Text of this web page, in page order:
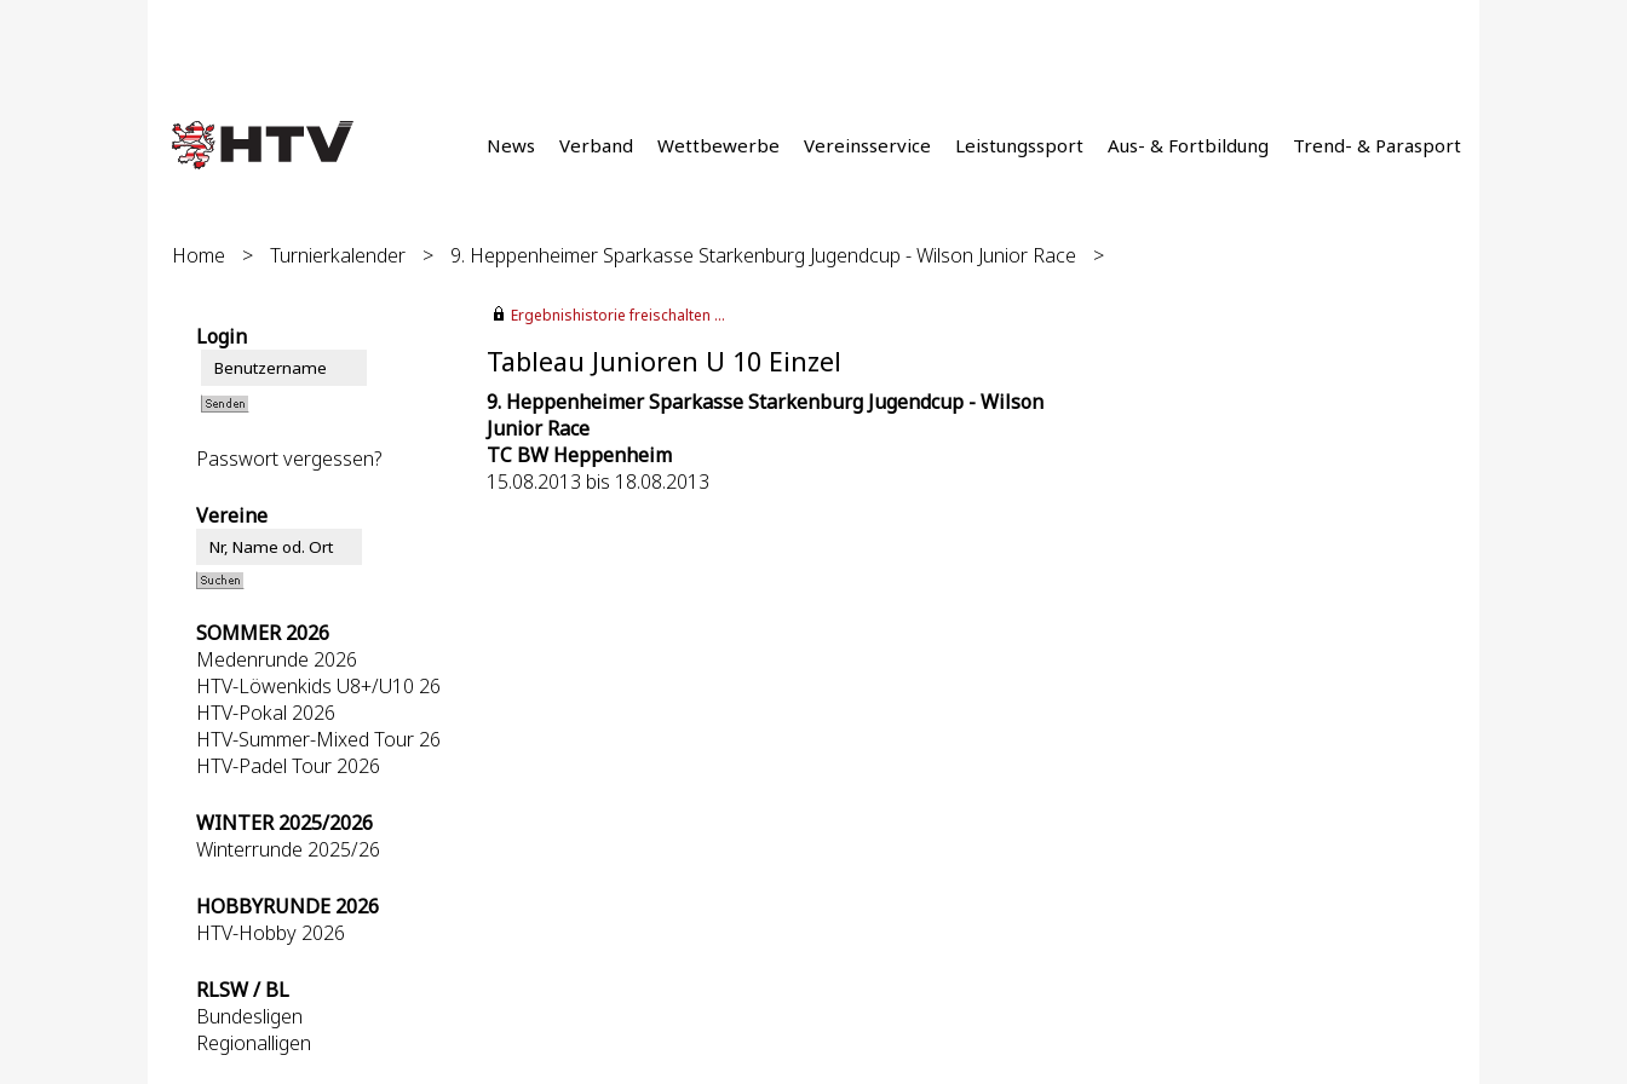
News Verband Wettbewerbe Vereinsservice Leistungssport Aus- & Fortbildung Trend- & Parasport
Home > Turnierkalender > 9. Heppenheimer Sparkasse Starkenburg Jugendcup - Wilson Junior Race >
Login
Passwort vergessen?
Vereine
SOMMER 2026
Medenrunde 2026
HTV-Löwenkids U8+/U10 26
HTV-Pokal 2026
HTV-Summer-Mixed Tour 26
HTV-Padel Tour 2026
WINTER 2025/2026
Winterrunde 2025/26
HOBBYRUNDE 2026
HTV-Hobby 2026
RLSW / BL
Bundesligen
Regionalligen
Ergebnishistorie freischalten ...
Tableau Junioren U 10 Einzel
9. Heppenheimer Sparkasse Starkenburg Jugendcup - Wilson
Junior Race
TC BW Heppenheim
15.08.2013 bis 18.08.2013